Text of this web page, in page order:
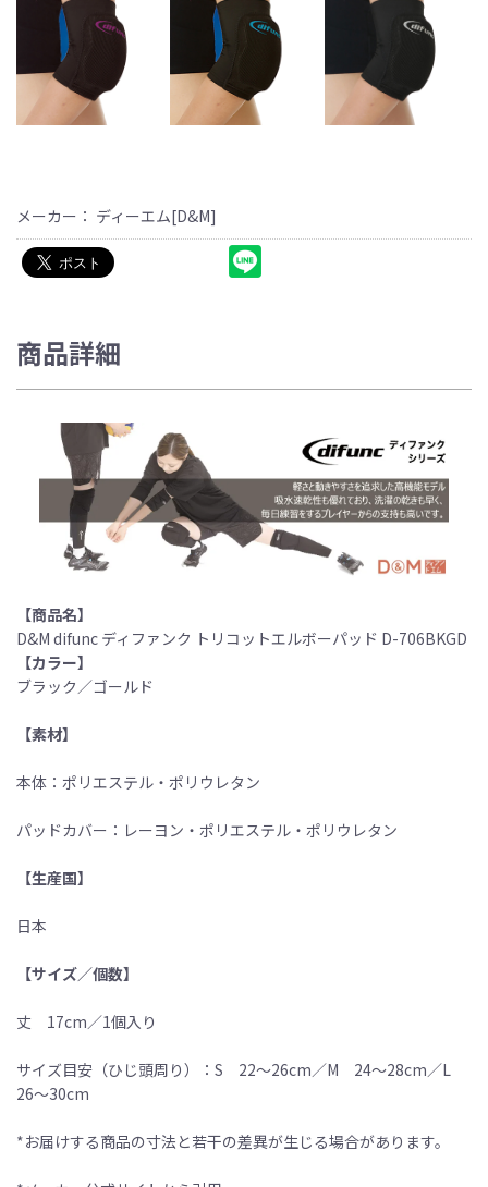
メーカー： ディーエム[D&M]
商品詳細
【商品名】
D&M difunc ディファンク トリコットエルボーパッド D-706BKGD
【カラー】
ブラック／ゴールド
【素材】
本体：ポリエステル・ポリウレタン
パッドカバー：レーヨン・ポリエステル・ポリウレタン
【生産国】
日本
【サイズ／個数】
丈 17cm／1個入り
サイズ目安（ひじ頭周り）：S 22〜26cm／M 24〜28cm／L
26〜30cm
*お届けする商品の寸法と若干の差異が生じる場合があります。